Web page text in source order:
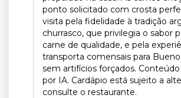
ponto solicitado com crosta
visita pela fidelidade à tradição
churrasco, que privilegia o sabor
carne de qualidade, e pela
transporta comensais para
sem artifícios forçados.
por IA. Cardápio está sujeito a
consulte o restaurante.